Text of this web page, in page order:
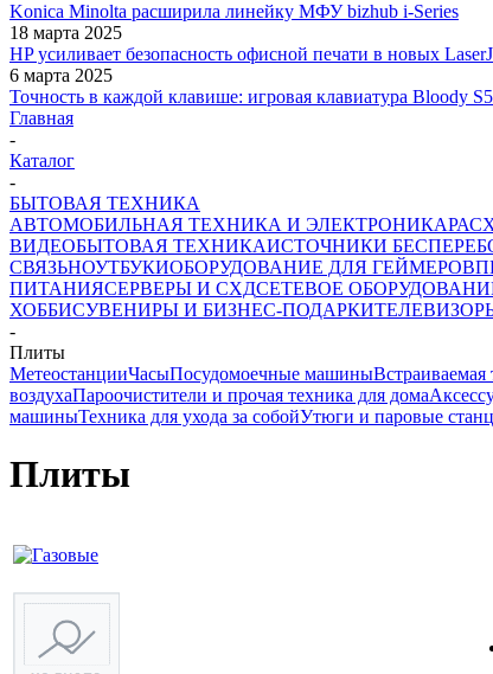
Konica Minolta расширила линейку МФУ bizhub i-Series
18 марта 2025
HP усиливает безопасность офисной печати в новых
6 марта 2025
Точность в каждой клавише: игровая клавиатура Bloody
Главная
-
Каталог
-
БЫТОВАЯ ТЕХНИКА
АВТОМОБИЛЬНАЯ ТЕХНИКА И ЭЛЕКТРОНИКА
ВИДЕОБЫТОВАЯ ТЕХНИКАИСТОЧНИКИ
СВЯЗЬНОУТБУКИОБОРУДОВАНИЕ ДЛЯ ГЕЙМЕРОВ
ПИТАНИЯСЕРВЕРЫ И СХДСЕТЕВОЕ
ХОББИСУВЕНИРЫ И БИЗНЕС-ПОДАРКИ
-
Плиты
МетеостанцииЧасыПосудомоечные машиныВстраиваемая
воздухаПароочистители и прочая техника для дома
машиныТехника для ухода за собойУтюги и паровые
Плиты